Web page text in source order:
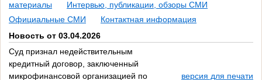
материалы
Интервью, публикации, обзоры СМИ
Официальные СМИ
Контактная информация
Новость от 03.04.2026
Суд признал недействительным
кредитный договор, заключенный
микрофинансовой организацией по
версия для печати